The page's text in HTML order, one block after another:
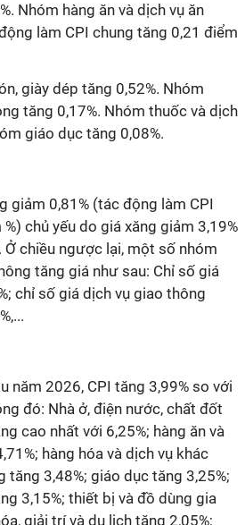
%. Nhóm hàng ăn và dịch vụ ăn
làm CPI chung tăng 0,21 điểm
giày dép tăng 0,52%. Nhóm
tăng 0,1 7%. Nhóm thuốc và dịch
giáo dục tăng 0,08%.
giảm 0,81% (tác động làm CPI
chủ yếu do giá xăng giảm 3,19%
. Ở chiều ngược lại, một số nhóm
tăng giá như sau: Chỉ số giá
; chỉ số giá dịch vụ giao thông
năm 2026, CPI tăng 3,99% so với
đó: Nhà ở, điện nước, chất đốt
cao nhất với 6,25%; hàng ăn và
hàng hóa và dịch vụ khác
tăng 3,48%; giáo dục tăng 3,25%;
3,15%; thiết bị và đồ dùng gia
giải trí và du lịch tăng 2,05%;